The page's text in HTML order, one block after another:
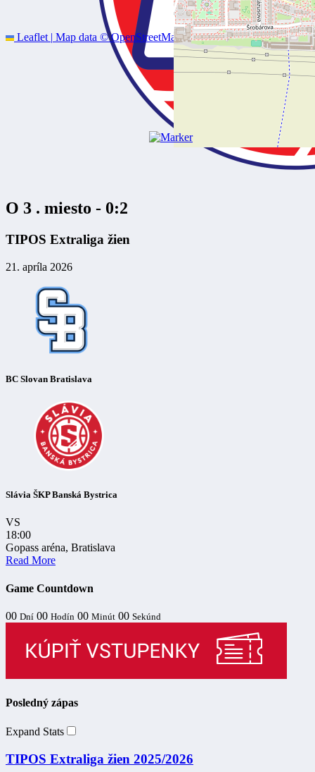
Leaflet | Map data ©OpenStreetMapcontributors
O 3 . miesto - 0:2
TIPOS Extraliga žien
21. apríla 2026
BC Slovan Bratislava
Slávia ŠKP Banská Bystrica
VS
18:00
Gopass aréna, Bratislava
Read More
Game Countdown
00 Dní 00 Hodín 00 Minút 00 Sekúnd
Posledný zápas
Expand Stats
TIPOS Extraliga žien 2025/2026